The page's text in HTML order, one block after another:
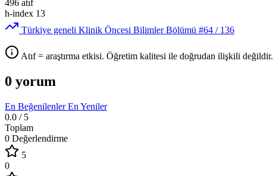
496 atıf
h-index 13
Türkiye geneli Klinik Öncesi Bilimler Bölümü #64 / 136
Atıf = araştırma etkisi. Öğretim kalitesi ile doğrudan ilişkili değildir.
0 yorum
En BeğenilenlerEn Yeniler
0.0 / 5
Toplam
0 Değerlendirme
5
0